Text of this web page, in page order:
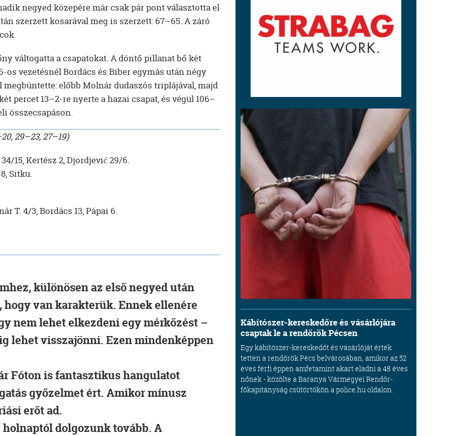
negyed közepére már csak pár pont választotta el
szerzett kosarával meg is szerzett: 67–65. A záró
váltogatta a csapatokat. A döntő pillanat bő két
vezetésnél Bordács és Biber egymás után négy
előbb Molnár dudaszós triplájával, majd
percet 13–2-re nyerte a hazai csapat, és végül 106–
összecsapáson.
29–23, 27–19)
15, Kertész 2, Djordjević 29/6.
Sitku.
T. 4/3, Bordács 13, Pápai 6.
különösen az első negyed után
van karakterük. Ennek ellenére
nem lehet elkezdeni egy mérkőzést –
lehet visszajönni. Ezen mindenképpen
Fóton is fantasztikus hangulatot
győzelmet ért. Amikor mínusz
erőt ad.
dolgozunk tovább. A
Kábítószer-kereskedőre és vásárlójára
csaptak le a rendőrök Pécsen
Egy kábítószer-kereskedőt és vásárlóját érték
tetten a rendőrök Pécs belvárosában, amikor az 52
éves férfi éppen amfetamint akart eladni a 48 éves
nőnek - közölte a Baranya Vármegyei Rendőr-
főkapitányság csütörtökön a police.hu oldalon.